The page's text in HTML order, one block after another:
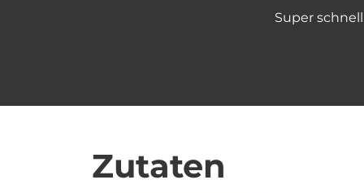
Super
Zutaten